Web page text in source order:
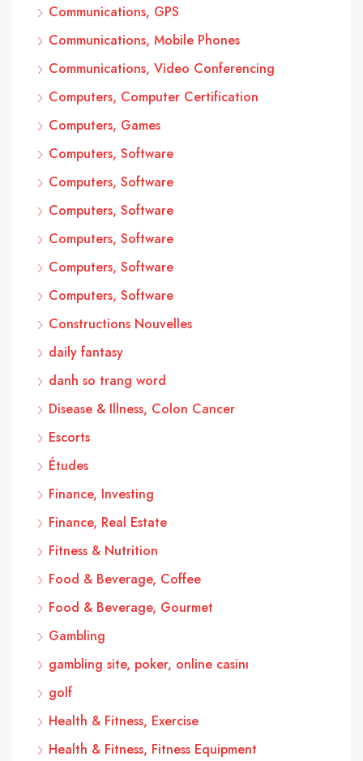
Communications, GPS
Communications, Mobile Phones
Communications, Video Conferencing
Computers, Computer Certification
Computers, Games
Computers, Software
Computers, Software
Computers, Software
Computers, Software
Computers, Software
Computers, Software
Constructions Nouvelles
daily fantasy
danh so trang word
Disease & Illness, Colon Cancer
Escorts
Études
Finance, Investing
Finance, Real Estate
Fitness & Nutrition
Food & Beverage, Coffee
Food & Beverage, Gourmet
Gambling
gambling site, poker, online casinı
golf
Health & Fitness, Exercise
Health & Fitness, Fitness Equipment